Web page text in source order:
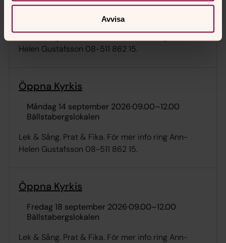
Avvisa
fredag 11 september 2026·09.00–12.00
Lek & Sång. Prat & Fika. För mer info ring Ann-
Helen Gustafsson 08-511 862 15.
Öppna Kyrkis
måndag 14 september 2026·09.00–12.00
Bällstabergslokalen
Lek & Sång. Prat & Fika. För mer info ring Ann-
Helen Gustafsson 08-511 862 15.
Öppna Kyrkis
fredag 18 september 2026·09.00–12.00
Bällstabergslokalen
Lek & Sång. Prat & Fika. För mer info ring Ann-